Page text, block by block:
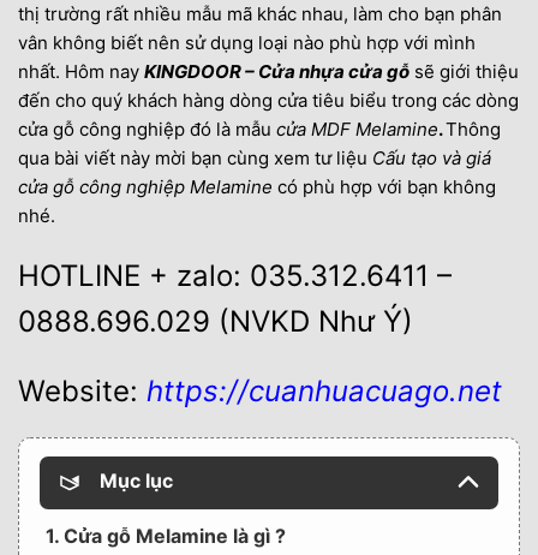
thị trường rất nhiều mẫu mã khác nhau, làm cho bạn phân
vân không biết nên sử dụng loại nào phù hợp với mình
nhất. Hôm nay KINGDOOR – Cửa nhựa cửa gỗ sẽ giới thiệu
đến cho quý khách hàng dòng cửa tiêu biểu trong các dòng
cửa gỗ công nghiệp đó là mẫu cửa MDF Melamine.Thông
qua bài viết này mời bạn cùng xem tư liệu Cấu tạo và giá
cửa gỗ công nghiệp Melamine có phù hợp với bạn không
nhé.
HOTLINE + zalo: 035.312.6411 –
0888.696.029 (NVKD Như Ý)
Website: https://cuanhuacuago.net
Mục lục
1. Cửa gỗ Melamine là gì ?